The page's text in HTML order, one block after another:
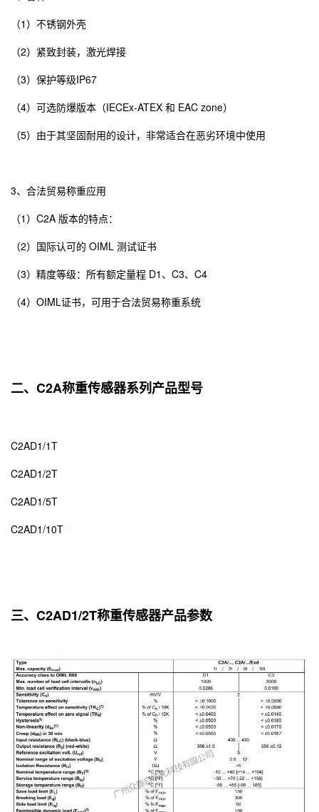
（1）不锈钢外壳
（2）紧致封装，激光焊接
（3）保护等级IP67
（4）可选防爆版本（IECEx-ATEX 和 EAC zone）
（5）由于其坚固耐用的设计，非常适合在恶劣环境中使用
3、合法贸易称重应用
（1）C2A 版本的特点：
（2）国际认可的 OIML 测试证书
（3）精度等级：所有额定量程 D1、C3、C4
（4）OIML证书，可用于合法贸易称重系统
二、C2A称重传感器系列产品型号
C2AD1/1T
C2AD1/2T
C2AD1/5T
C2AD1/10T
三、C2AD1/2T称重传感器产品参数